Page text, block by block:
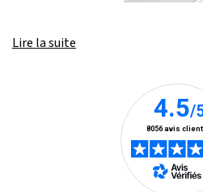
Lire la suite